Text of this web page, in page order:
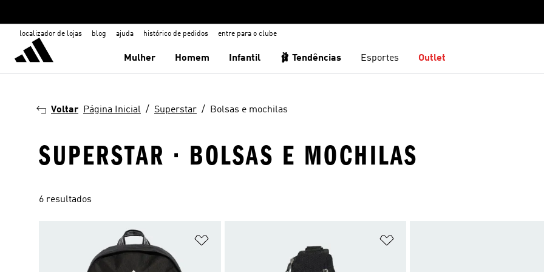
localizador de lojas blog ajuda histórico de pedidos entre para o clube
Mulher Homem Infantil 🩰 Tendências Esportes Outlet
Voltar Página Inicial Superstar Bolsas e mochilas
SUPERSTAR · BOLSAS E MOCHILAS
6 resultados